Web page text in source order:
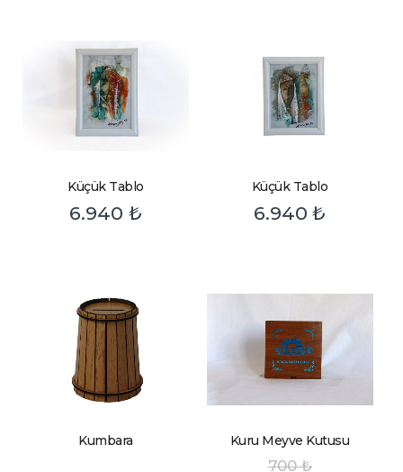
Küçük Tablo
6.940 ₺
Küçük Tablo
6.940₺
Kumbara Kuru Meyve Kutusu
700₺